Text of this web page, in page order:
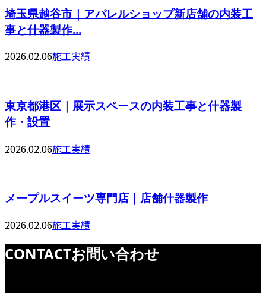
埼玉県越谷市｜アパレルショップ新店舗の内装工
事と什器製作...
2026.02.06施工実績
東京都港区｜展示スペースの内装工事と什器製
作・設置
2026.02.06施工実績
メープルスイーツ専門店｜店舗什器製作
2026.02.06施工実績
CONTACTお問い合わせ